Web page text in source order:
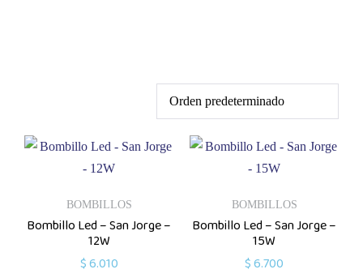
BOMBILLOS
Bombillo Led – San Jorge –
12W
$6.010
BOMBILLOS
Bombillo Led – San Jorge –
15W
$6.700